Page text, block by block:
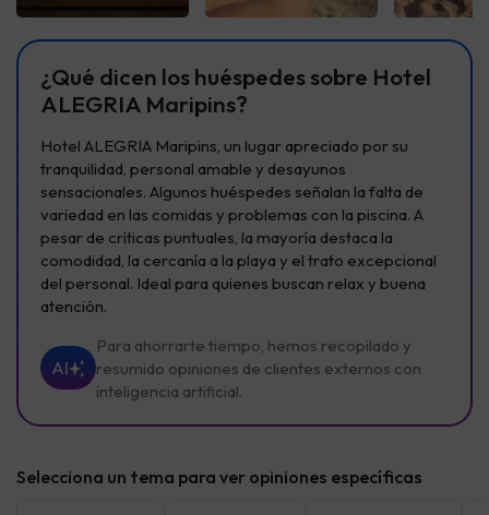
¿Qué dicen los huéspedes sobre Hotel
ALEGRIA Maripins?
Hotel ALEGRIA Maripins, un lugar apreciado por su
tranquilidad, personal amable y desayunos
sensacionales. Algunos huéspedes señalan la falta de
variedad en las comidas y problemas con la piscina. A
pesar de críticas puntuales, la mayoría destaca la
comodidad, la cercanía a la playa y el trato excepcional
del personal. Ideal para quienes buscan relax y buena
atención.
AI
Para ahorrarte tiempo, hemos recopilado y
resumido opiniones de clientes externos con
inteligencia artificial.
Selecciona un tema para ver opiniones específicas